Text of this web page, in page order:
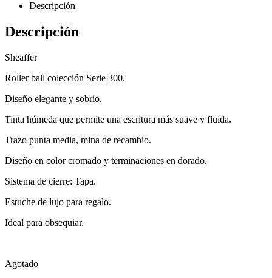
Descripción
Descripción
Sheaffer
Roller ball colección Serie 300.
Diseño elegante y sobrio.
Tinta húmeda que permite una escritura más suave y fluida.
Trazo punta media, mina de recambio.
Diseño en color cromado y terminaciones en dorado.
Sistema de cierre: Tapa.
Estuche de lujo para regalo.
Ideal para obsequiar.
Agotado